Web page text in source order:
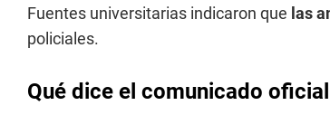
Fuentes universitarias indicaron que las
policiales.
Qué dice el comunicado